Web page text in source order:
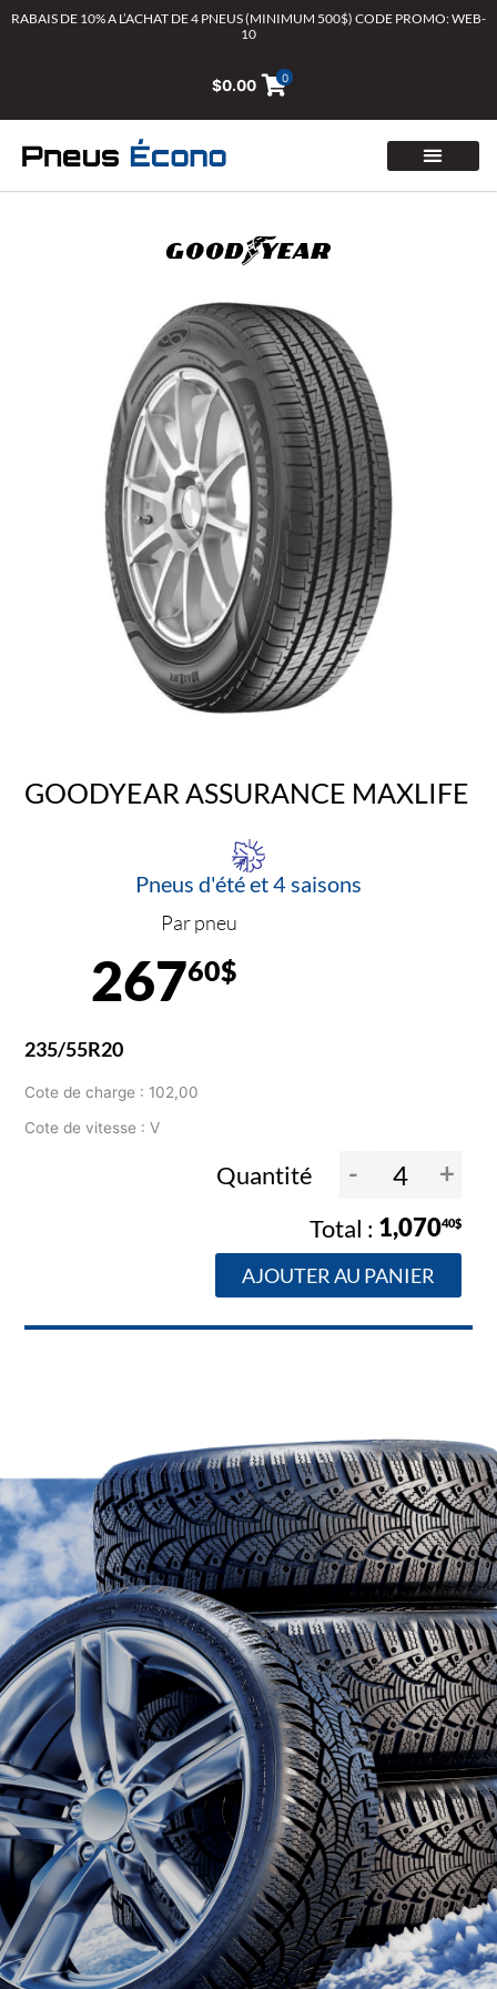
AllerRABAIS DE 10% A L’ACHAT DE 4 PNEUS (MINIMUM 500$) CODE PROMO: WEB-
10
$0.00 0
GOODYEAR ASSURANCE MAXLIFE
Pneus d'été et 4 saisons
Par pneu
26760$
235/55R20
Cote de charge : 102,00
Cote de vitesse : V
Quantité - +
1,07040$
AJOUTER AU PANIER